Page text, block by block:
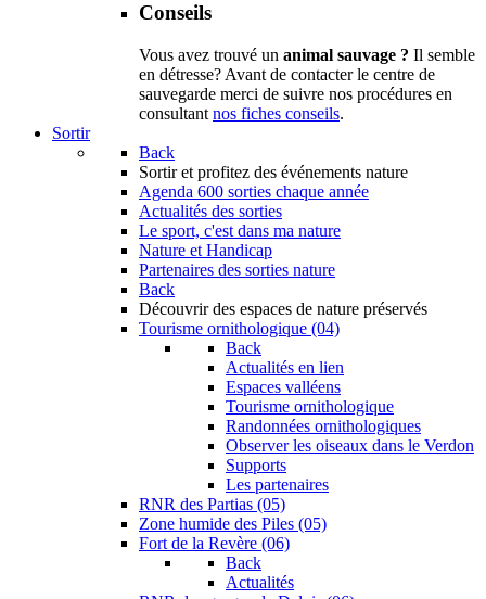
Conseils
Vous avez trouvé un animal sauvage ? Il semble
en détresse? Avant de contacter le centre de
sauvegarde merci de suivre nos procédures en
consultant nos fiches conseils.
Sortir
Back
Sortir et profitez des événements nature
Agenda 600 sorties chaque année
Actualités des sorties
Le sport, c'est dans ma nature
Nature et Handicap
Partenaires des sorties nature
Back
Découvrir des espaces de nature préservés
Tourisme ornithologique (04)
Back
Actualités en lien
Espaces valléens
Tourisme ornithologique
Randonnées ornithologiques
Observer les oiseaux dans le Verdon
Supports
Les partenaires
RNR des Partias (05)
Zone humide des Piles (05)
Fort de la Revère (06)
Back
Actualités